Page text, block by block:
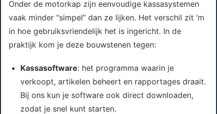
Onder de motorkap zijn eenvoudige kassasystemen
vaak minder “simpel” dan ze lijken. Het verschil zit ‘m
in hoe gebruiksvriendelijk het is ingericht. In de
praktijk kom je deze bouwstenen tegen:
Kassasoftware: het programma waarin je
verkoopt, artikelen beheert en rapportages draait.
Bij ons kun je software ook direct downloaden,
zodat je snel kunt starten.